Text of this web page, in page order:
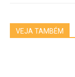
VEJA TAMBÉM